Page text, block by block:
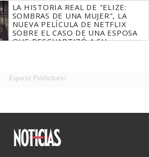
LA HISTORIA REAL DE "ELIZE:
SOMBRAS DE UNA MUJER", LA
NUEVA PELÍCULA DE NETFLIX
SOBRE EL CASO DE UNA ESPOSA
QUE DESCUARTIZÓ A SU
Espacio Publicitario